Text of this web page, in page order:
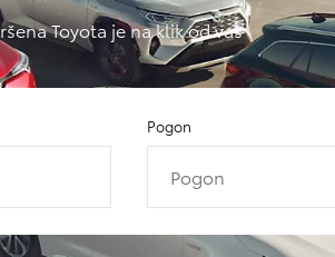
Toyota je na klik od vas
Pogon
Pogon